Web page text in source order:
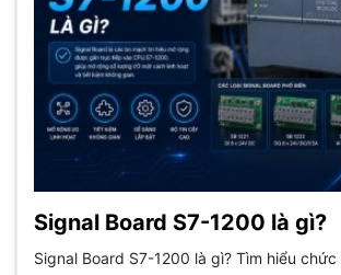
Signal Board S7-1200 là gì?
Signal Board S7-1200 là gì? Tìm hiểu